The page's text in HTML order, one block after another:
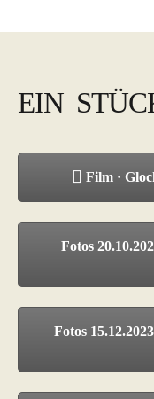
EIN
Film ·
Fotos
Fotos